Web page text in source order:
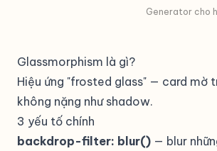
Generator cho
Glassmorphism là gì?
Hiệu ứng "frosted glass" — card mờ
không nặng như shadow.
3 yếu tố chính
backdrop-filter: blur() — blur